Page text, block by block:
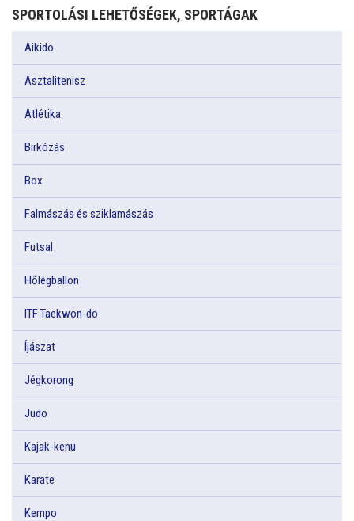
SPORTOLÁSI LEHETŐSÉGEK, SPORTÁGAK
Aikido
Asztalitenisz
Atlétika
Birkózás
Box
Falmászás és sziklamászás
Futsal
Hőlégballon
ITF Taekwon-do
Íjászat
Jégkorong
Judo
Kajak-kenu
Karate
Kempo